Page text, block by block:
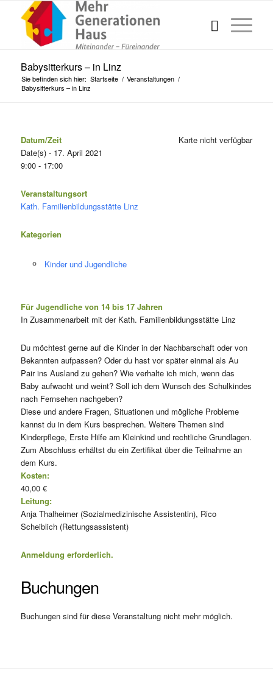
Babysitterkurs – in Linz
Sie befinden sich hier: Startseite / Veranstaltungen /
Babysitterkurs – in Linz
Karte nicht verfügbar
Datum/Zeit
Date(s) - 17. April 2021
9:00 - 17:00
Veranstaltungsort
Kath. Familienbildungsstätte Linz
Kategorien
Kinder und Jugendliche
Für Jugendliche von 14 bis 17 Jahren
In Zusammenarbeit mit der Kath. Familienbildungsstätte Linz
Du möchtest gerne auf die Kinder in der Nachbarschaft oder von
Bekannten aufpassen? Oder du hast vor später einmal als Au
Pair ins Ausland zu gehen? Wie verhalte ich mich, wenn das
Baby aufwacht und weint? Soll ich dem Wunsch des Schulkindes
nach Fernsehen nachgeben?
Diese und andere Fragen, Situationen und mögliche Probleme
kannst du in dem Kurs besprechen. Weitere Themen sind
Kinderpflege, Erste Hilfe am Kleinkind und rechtliche Grundlagen.
Zum Abschluss erhältst du ein Zertifikat über die Teilnahme an
dem Kurs.
Kosten:
40,00 €
Leitung:
Anja Thalheimer (Sozialmedizinische Assistentin), Rico
Scheiblich (Rettungsassistent)
Anmeldung erforderlich.
Buchungen
Buchungen sind für diese Veranstaltung nicht mehr möglich.